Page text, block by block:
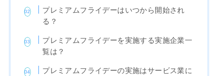
プレミアムフライデーはいつから開始され
る？
プレミアムフライデーを実施する実施企業一
覧は？
プレミアムフライデーの実施はサービス業に